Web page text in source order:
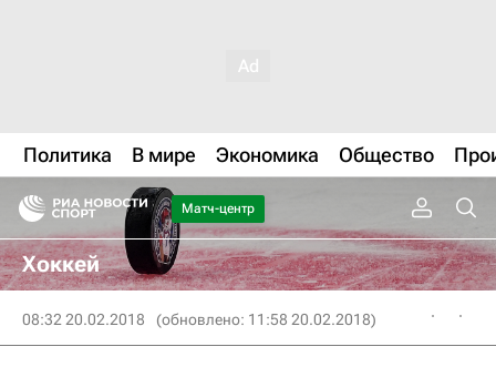
Политика В мире Экономика Общество
Матч-центр
Хоккей
08:32 20.02.2018 (обновлено: 11:58 20.02.2018)